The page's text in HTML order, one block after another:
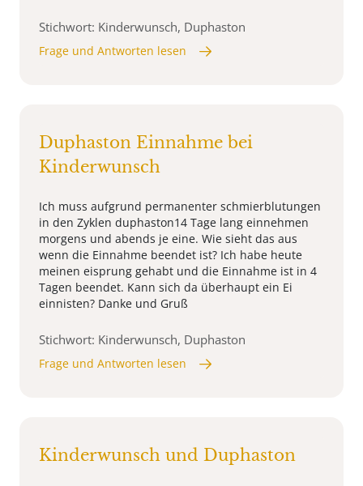
Stichwort: Kinderwunsch, Duphaston
Frage und Antworten lesen
Duphaston Einnahme bei
Kinderwunsch
Ich muss aufgrund permanenter schmierblutungen
in den Zyklen duphaston14 Tage lang einnehmen
morgens und abends je eine. Wie sieht das aus
wenn die Einnahme beendet ist? Ich habe heute
meinen eisprung gehabt und die Einnahme ist in 4
Tagen beendet. Kann sich da überhaupt ein Ei
einnisten? Danke und Gruß
Stichwort: Kinderwunsch, Duphaston
Frage und Antworten lesen
Kinderwunsch und Duphaston